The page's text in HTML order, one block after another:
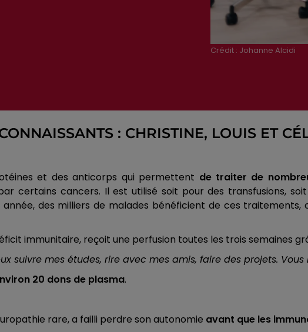
Crédit : Johanne Alcidi
: CHRISTINE, LOUIS ET
et des anticorps qui permettent de traiter de
certains cancers. Il est utilisé soit pour des transfusions,
des milliers de malades bénéficient de ces
immunitaire, reçoit une perfusion toutes les trois semaines
suivre mes études, rire avec mes amis, faire des projets.
20 dons de plasma.
rare, a failli perdre son autonomie avant que les